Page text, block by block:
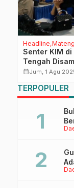
Headline Mateng
Senter KIM di
Tengah
Antusias,
Jadi Topik
calendar_monthJum, 1 Agu
TERPOPULER